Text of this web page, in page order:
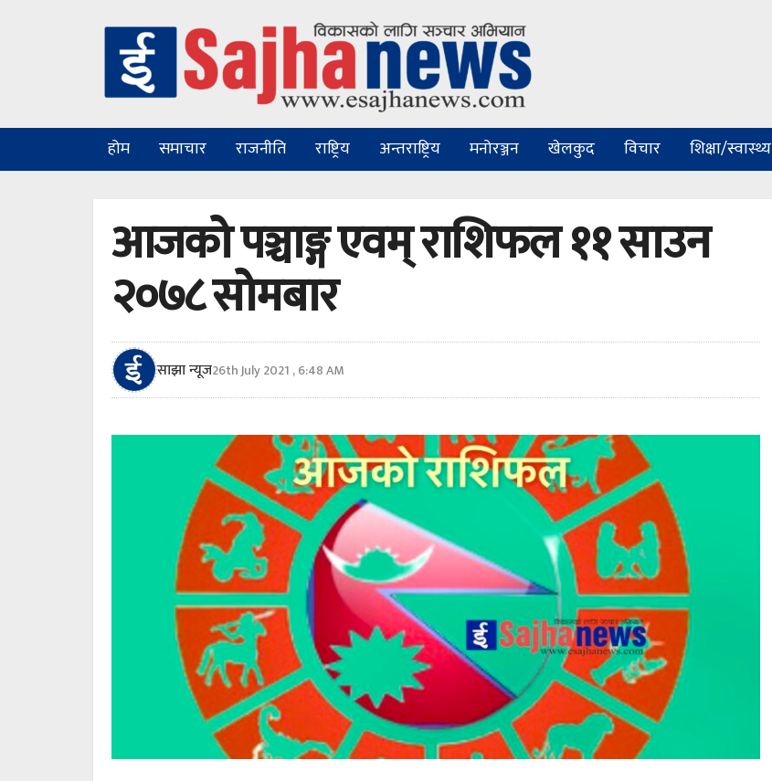
होम समाचार राजनीति राष्ट्रिय अन्तराष्ट्रिय मनोरञ्जन खेलकुद विचार शिक्षा/स्वास्थ्य
आजको पञ्चाङ्ग एवम् राशिफल ११ साउन
२०७८ सोमबार
साझा न्यूज26th July 2021 , 6:48 AM